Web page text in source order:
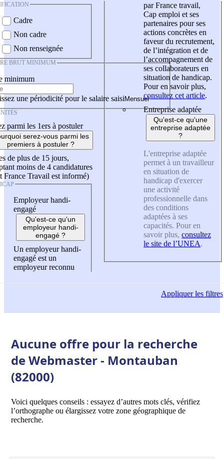
Cadre
Non cadre
Non renseignée
BRUT MINIMUM
minimum
une périodicité pour le salaire saisi
parmi les 1ers à postuler
serez-vous parmi les
premiers à postuler ?
de plus de 15 jours,
moins de 4 candidatures
France Travail est informé)
Employeur handi-
engagé
Qu'est-ce qu'un
employeur handi-
engagé ?
Un employeur handi-
engagé est un
employeur reconnu
par France travail,
Cap emploi et ses
partenaires pour ses
actions concrètes en
faveur du recrutement,
de l’intégration et de
l’accompagnement de
ses collaborateurs en
situation de handicap.
Pour en savoir plus,
consultez cet article.
Entreprise adaptée
Qu'est-ce qu'une
entreprise adaptée
?
L'entreprise adaptée
permet à un travailleur
en situation de
handicap d'exercer
une activité
professionnelle dans
des conditions
adaptées à ses
capacités. Pour en
savoir plus, consultez
le site de l’UNEA.
Appliquerles filtres
Aucune offre pour la recherche
de Webmaster - Montauban
(82000)
Voici quelques conseils : essayez d’autres mots clés, vérifiez
l’orthographe ou élargissez votre zone géographique de
recherche.